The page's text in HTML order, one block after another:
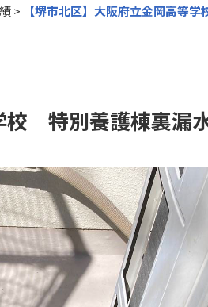
> 【堺市北区】大阪府立金岡高等
校 特別養護棟裏漏